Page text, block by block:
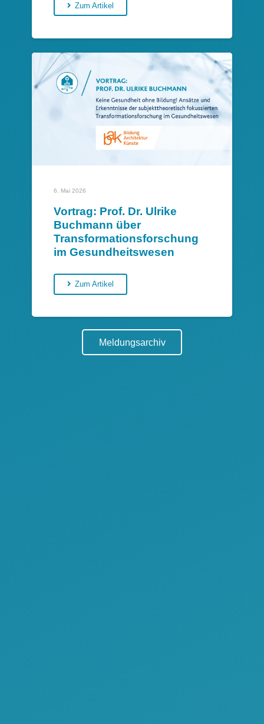
Zum Artikel
6. Mai 2026
Vortrag: Prof. Dr. Ulrike
Buchmann über
Transformationsforschung
im Gesundheitswesen
Zum Artikel
Meldungsarchiv